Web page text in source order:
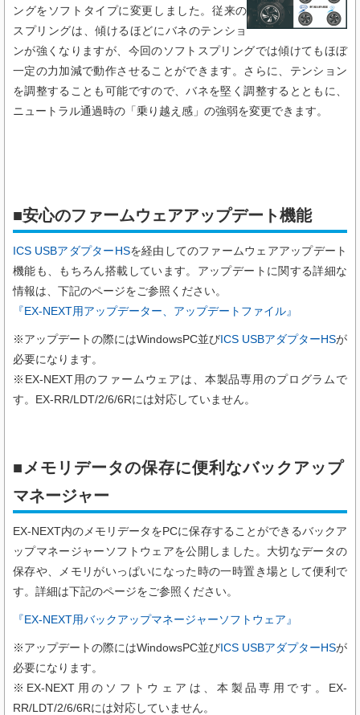
ングをソフトタイプに変更しました。従来の
スプリングは、傾けるほどにバネのテンショ
ンが強くなりますが、今回のソフトスプリングでは傾けてもほぼ
一定の力加減で動作させることができます。さらに、テンション
を調整することも可能ですので、バネを堅く調整するとともに、
ニュートラル通過時の「乗り越え感」の強弱を変更できます。
■安心のファームウェアアップデート機能
ICS USBアダプターHSを経由してのファームウェアアップデート
機能も、もちろん搭載しています。アップデートに関する詳細な
情報は、下記のページをご参照ください。
『EX-NEXT用アップデーター、アップデートファイル』
※アップデートの際にはWindowsPC並びICS USBアダプターHSが
必要になります。
※EX-NEXT用のファームウェアは、本製品専用のプログラムで
す。EX-RR/LDT/2/6/6Rには対応していません。
■メモリデータの保存に便利なバックアップ
マネージャー
EX-NEXT内のメモリデータをPCに保存することができるバックア
ップマネージャーソフトウェアを公開しました。大切なデータの
保存や、メモリがいっぱいになった時の一時置き場として便利で
す。詳細は下記のページをご参照ください。
『EX-NEXT用バックアップマネージャーソフトウェア』
※アップデートの際にはWindowsPC並びICS USBアダプターHSが
必要になります。
※EX-NEXT用のソフトウェアは、本製品専用です。EX-
RR/LDT/2/6/6Rには対応していません。